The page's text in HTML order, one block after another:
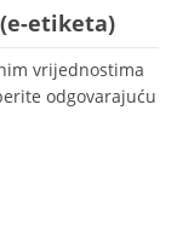
etiketa)
vrijednostima
odgovarajuću